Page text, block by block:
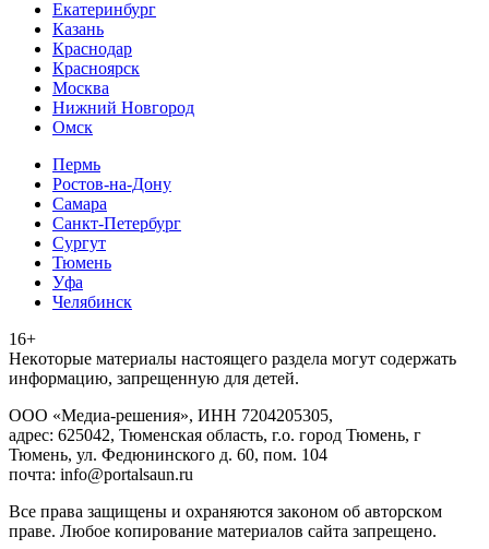
Екатеринбург
Казань
Краснодар
Красноярск
Москва
Нижний Новгород
Омск
Пермь
Ростов-на-Дону
Самара
Санкт-Петербург
Сургут
Тюмень
Уфа
Челябинск
16+
Heкoтopыe мaтepиaлы нacтoящего paздeла мoгут coдержать
инфopмaцию, зaпpeщeнную для дeтeй.
ООО «Медиа-решения», ИНН 7204205305,
адрес: 625042, Тюменская область, г.о. город Тюмень, г
Тюмень, ул. Федюнинского д. 60, пом. 104
почта: info@portalsaun.ru
Вce прaвa зaщищeны и oxpaняютcя зaкoнoм oб aвтopcкoм
прaве. Любoe кoпиpoвaниe мaтepиaлов caйтa зaпpeщeнo.